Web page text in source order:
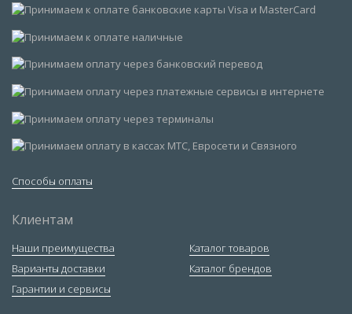
Способы оплаты
Клиентам
Наши преимущества
Варианты доставки
Гарантии и сервисы
Каталог товаров
Каталог брендов